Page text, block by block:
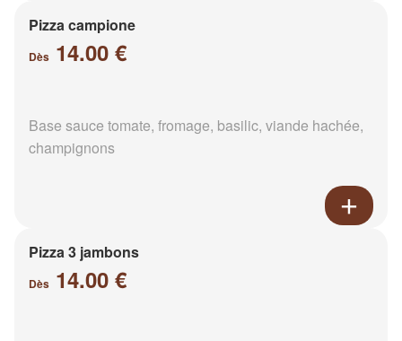
Pizza campione
Dès 14.00 €
Base sauce tomate, fromage, basilic, viande hachée,
champignons
Pizza 3 jambons
Dès 14.00 €